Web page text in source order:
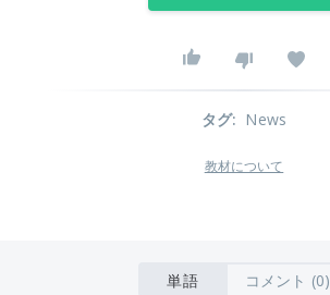
タグ: News
教材について
単語 コメント (0)